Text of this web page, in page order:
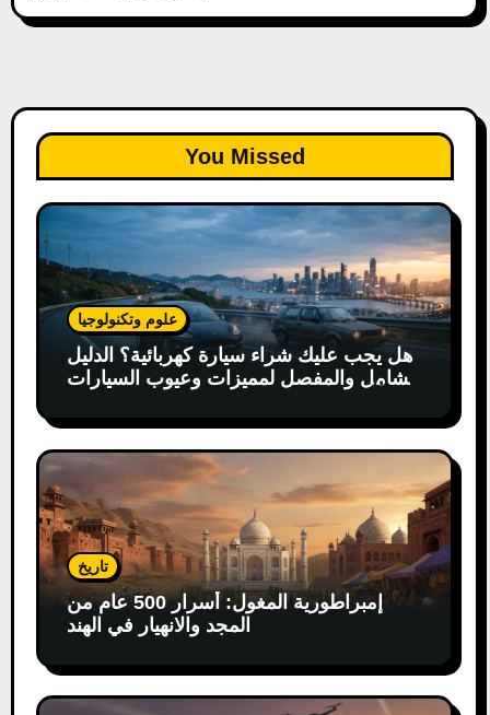
You Missed
علوم وتكنولوجيا
هل يجب عليك شراء سيارة كهربائية؟ الدليل
الشامل والمفصل لمميزات وعيوب السيارات
تاريخ
إمبراطورية المغول: أسرار 500 عام من
المجد والانهيار في الهند